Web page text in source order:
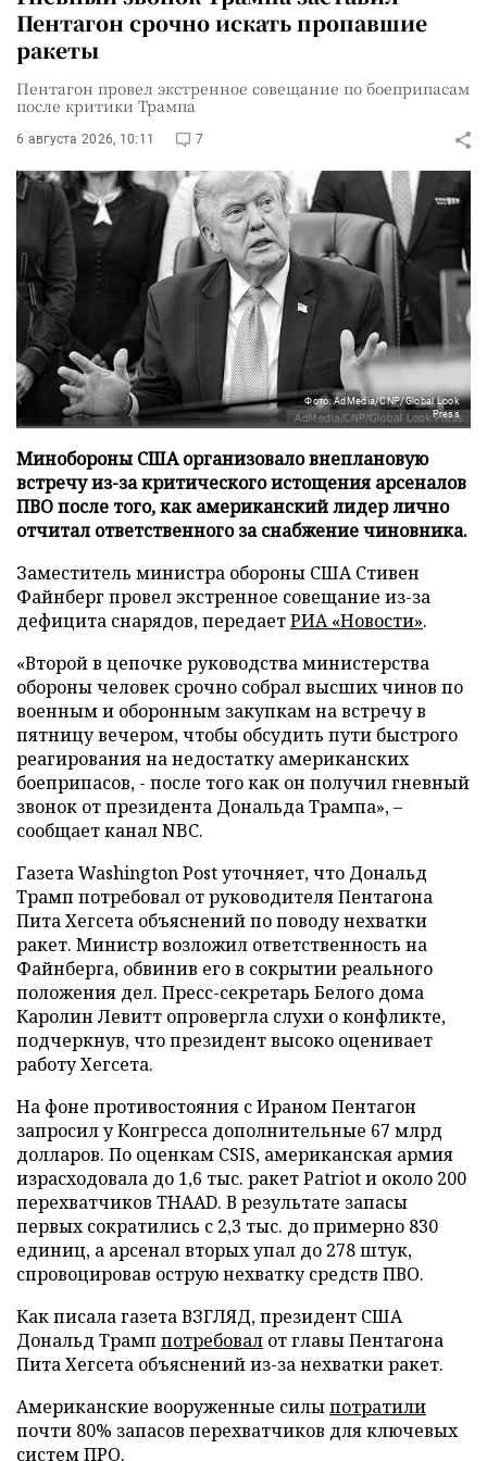
Пентагон срочно искать пропавшие
ракеты
Пентагон провел экстренное совещание по боеприпасам
после критики Трампа
6 августа 2026, 10:11 7
Фото: AdMedia/CNP/Global Look
Press
Минобороны США организовало внеплановую
встречу из-за критического истощения арсеналов
ПВО после того, как американский лидер лично
отчитал ответственного за снабжение чиновника.
Заместитель министра обороны США Стивен
Файнберг провел экстренное совещание из-за
дефицита снарядов, передаетРИА «Новости».
«Второй в цепочке руководства министерства
обороны человек срочно собрал высших чинов по
военным и оборонным закупкам на встречу в
пятницу вечером, чтобы обсудить пути быстрого
реагирования на недостатку американских
боеприпасов, - после того как он получил гневный
звонок от президента Дональда Трампа», –
сообщает канал NBC.
Газета Washington Post уточняет, что Дональд
Трамп потребовал от руководителя Пентагона
Пита Хегсета объяснений по поводу нехватки
ракет. Министр возложил ответственность на
Файнберга, обвинив его в сокрытии реального
положения дел. Пресс-секретарь Белого дома
Каролин Левитт опровергла слухи о конфликте,
подчеркнув, что президент высоко оценивает
работу Хегсета.
На фоне противостояния с Ираном Пентагон
запросил у Конгресса дополнительные 67 млрд
долларов. По оценкам CSIS, американская армия
израсходовала до 1,6 тыс. ракет Patriot и около 200
перехватчиков THAAD. В результате запасы
первых сократились с 2,3 тыс. до примерно 830
единиц, а арсенал вторых упал до 278 штук,
спровоцировав острую нехватку средств ПВО.
Как писала газета ВЗГЛЯД, президент США
Дональд Трамп потребовал от главы Пентагона
Пита Хегсета объяснений из-за нехватки ракет.
Американские вооруженные силыпотратили
почти 80% запасов перехватчиков для ключевых
систем ПРО.